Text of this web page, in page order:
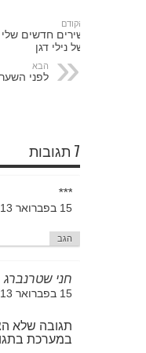
הקודם
שירים חדשים
של נילי דגן
הבא
לפני
7 תגובות
***
15 בפברואר 2013 ב 17:03
הגב
חני שטרנברג
15 בפברואר 2013 ב 17:39
תגובה שלא
במערכת